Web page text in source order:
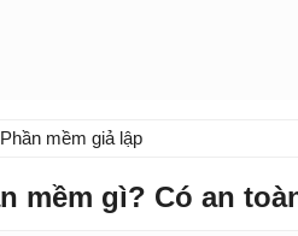
Phần mềm giả lập
mềm gì? Có an